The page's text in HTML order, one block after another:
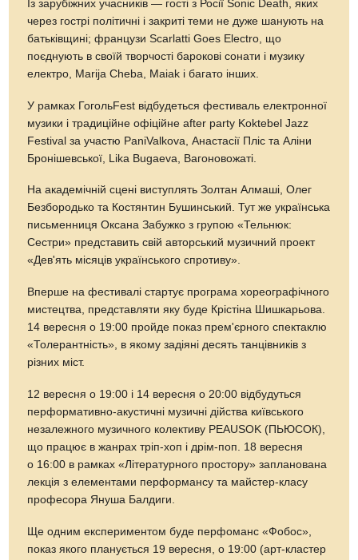
Із зарубіжних учасників — гості з Росії Sonic Death, яких
через гострі політичні і закриті теми не дуже шанують на
батьківщині; французи Scarlatti Goes Electro, що
поєднують в своїй творчості барокові сонати і музику
електро, Marija Cheba, Maiak і багато інших.
У рамках ГогольFest відбудеться фестиваль електронної
музики і традиційне офіційне after party Koktebel Jazz
Festival за участю PaniValkova, Анастасії Пліс та Аліни
Бронішевської, Lika Bugaeva, Вагоновожаті.
На академічній сцені виступлять Золтан Алмаші, Олег
Безбородько та Костянтин Бушинський. Тут же українська
письменниця Оксана Забужко з групою «Тельнюк:
Сестри» представить свій авторський музичний проект
«Дев'ять місяців українського спротиву».
Вперше на фестивалі стартує програма хореографічного
мистецтва, представляти яку буде Крістіна Шишкарьова.
14 вересня о 19:00 пройде показ прем'єрного спектаклю
«Толерантність», в якому задіяні десять танцівників з
різних міст.
12 вересня о 19:00 і 14 вересня о 20:00 відбудуться
перформативно-акустичні музичні дійства київського
незалежного музичного колективу PEAUSOK (ПЬЮСОК),
що працює в жанрах тріп-хоп і дрім-поп. 18 вересня
о 16:00 в рамках «Літературного простору» запланована
лекція з елементами перформансу та майстер-класу
професора Януша Балдиги.
Ще одним експериментом буде перфоманс «Фобос»,
показ якого планується 19 вересня, о 19:00 (арт-кластер